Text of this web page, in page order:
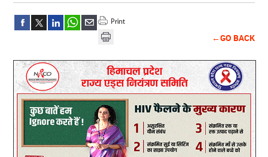
←GO BACK